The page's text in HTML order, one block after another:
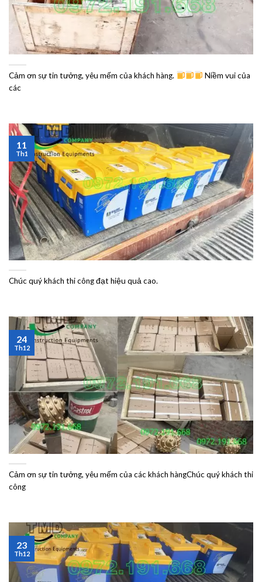
Cảm ơn sự tin tưởng, yêu mếm của khách hàng.
Niềm vui của
các
Chúc quý khách thi công đạt hiệu quả cao.
11
Th1
Cảm ơn sự tin tưởng, yêu mếm của các khách hàngChúc quý khách thi
công
24
Th12
23
Th12